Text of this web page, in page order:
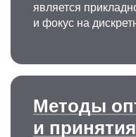
является
и фокус на
Методы
и